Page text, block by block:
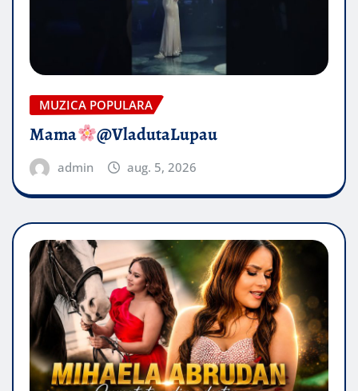
MUZICA POPULARA
Mama @VladutaLupau
admin aug. 5, 2026